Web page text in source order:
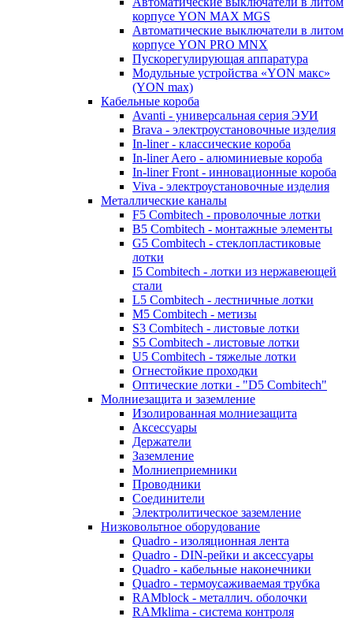
корпусе YON MAX MGS
Автоматические выключатели в литом
корпусе YON PRO MNX
Пускорегулирующая аппаратура
Модульные устройства «YON макс»
(YON max)
Кабельные короба
Avanti - универсальная серия ЭУИ
Brava - электроустановочные изделия
In-liner - классические короба
In-liner Aero - алюминиевые короба
In-liner Front - инновационные короба
Viva - электроустановочные изделия
Металлические каналы
F5 Combitech - проволочные лотки
B5 Combitech - монтажные элементы
G5 Combitech - стеклопластиковые
лотки
I5 Combitech - лотки из нержавеющей
стали
L5 Combitech - лестничные лотки
M5 Combitech - метизы
S3 Combitech - листовые лотки
S5 Combitech - листовые лотки
U5 Combitech - тяжелые лотки
Огнестойкие проходки
Оптические лотки - "D5 Combitech"
Молниезащита и заземление
Изолированная молниезащита
Аксессуары
Держатели
Заземление
Молниеприемники
Проводники
Соединители
Электролитическое заземление
Низковольтное оборудование
Quadro - изоляционная лента
Quadro - DIN-рейки и аксессуары
Quadro - кабельные наконечники
Quadro - термоусаживаемая трубка
RAMblock - металлич. оболочки
RAMklima - система контроля